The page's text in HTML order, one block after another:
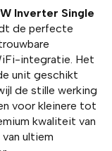
Inverter Single
de perfecte
integratie. Het
unit geschikt
de stille werking
voor kleinere tot
kwaliteit van
ultiem